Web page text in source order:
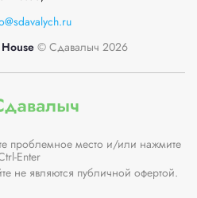
© Сдавалыч 2026
проблемное место и/или нажмите
Enter
не являются публичной офертой.